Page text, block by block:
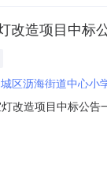
改造项目中标
区沥海街道中心小
改造项目中标公
价格(人民币元)备